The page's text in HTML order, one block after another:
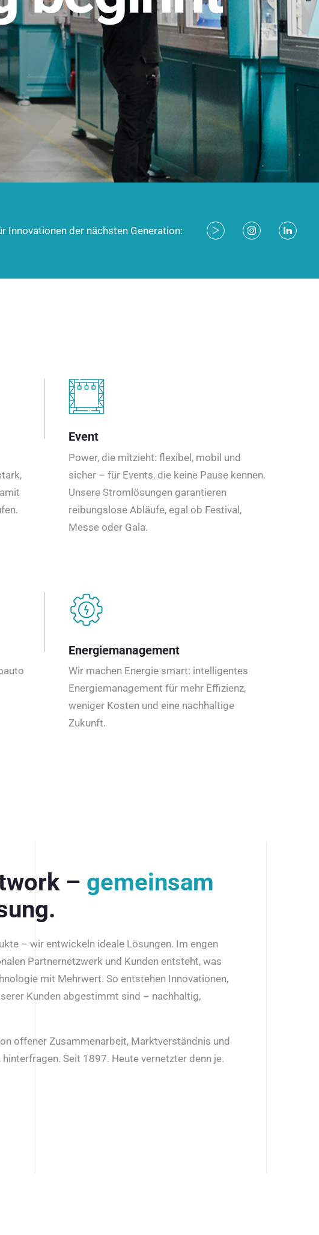
Stecksystem für industrielle Anwendungen –
und zukunftsfähig.
entdecken
Innovationen der nächsten Generation:
Event
Power, die mitzieht: flexibel, mobil und
sicher – für Events, die keine Pause kennen.
Unsere Stromlösungen garantieren
reibungslose Abläufe, egal ob Festival,
Messe oder Gala.
Energiemanagement
Wir machen Energie smart: intelligentes
Energiemanagement für mehr Effizienz,
weniger Kosten und eine nachhaltige
Zukunft.
– gemeinsam
– wir entwickeln ideale Lösungen. Im engen
Partnernetzwerk und Kunden entsteht, was
mit Mehrwert. So entstehen Innovationen,
Kunden abgestimmt sind – nachhaltig,
offener Zusammenarbeit, Marktverständnis und
Seit 1897. Heute vernetzter denn je.